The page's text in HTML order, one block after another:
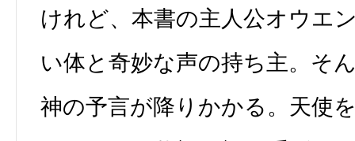
けれど、本書の主人公オウエ
い体と奇妙な声の持ち主。そ
神の予言が降りかかる。天使